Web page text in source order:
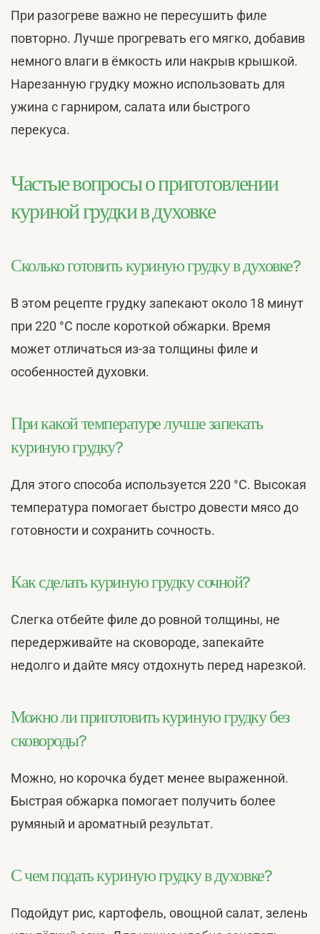
При разогреве важно не пересушить филе
повторно. Лучше прогревать его мягко, добавив
немного влаги в ёмкость или накрыв крышкой.
Нарезанную грудку можно использовать для
ужина с гарниром, салата или быстрого
перекуса.
Частые вопросы о приготовлении
куриной грудки в духовке
Сколько готовить куриную грудку в духовке?
В этом рецепте грудку запекают около 18 минут
при 220 °C после короткой обжарки. Время
может отличаться из-за толщины филе и
особенностей духовки.
При какой температуре лучше запекать
куриную грудку?
Для этого способа используется 220 °C. Высокая
температура помогает быстро довести мясо до
готовности и сохранить сочность.
Как сделать куриную грудку сочной?
Слегка отбейте филе до ровной толщины, не
передерживайте на сковороде, запекайте
недолго и дайте мясу отдохнуть перед нарезкой.
Можно ли приготовить куриную грудку без
сковороды?
Можно, но корочка будет менее выраженной.
Быстрая обжарка помогает получить более
румяный и ароматный результат.
С чем подать куриную грудку в духовке?
Подойдут рис, картофель, овощной салат, зелень